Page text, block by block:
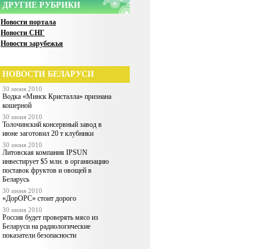
ДРУГИЕ РУБРИКИ
Новости портала
Новости СНГ
Новости зарубежья
НОВОСТИ БЕЛАРУСИ
30 июня 2010
Водка «Минск Кристалла» признана
кошерной
30 июня 2010
Толочинский консервный завод в
июне заготовил 20 т клубники
30 июня 2010
Литовская компания IPSUN
инвестирует $5 млн. в организацию
поставок фруктов и овощей в
Беларусь
30 июня 2010
«ДорОРС» стоит дорого
30 июня 2010
Россия будет проверять мясо из
Беларуси на радиологические
показатели безопасности